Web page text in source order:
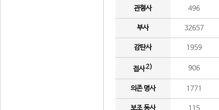
관형사 496
부사 32657
감탄사 1959
접사2) 906
의존 명사 1771
보조 동사 115